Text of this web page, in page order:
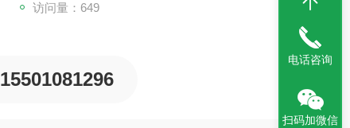
访问量：649
15501081296
电话咨询
扫码加微信